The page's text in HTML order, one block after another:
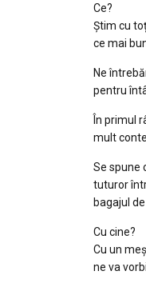
Ce?
Știm cu
ce mai
Ne
pentru
În primul
mult
Se spune
tuturor
bagajul
Cu cine?
Cu un
ne va